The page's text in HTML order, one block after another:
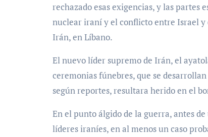
rechazado esas exigencias, y las
nuclear iraní y el conflicto entre Israel
Irán, en Líbano.
El nuevo líder supremo de Irán, el
ceremonias fúnebres, que se
según reportes, resultara herido en el
En el punto álgido de la guerra, antes
líderes iraníes, en al menos un caso